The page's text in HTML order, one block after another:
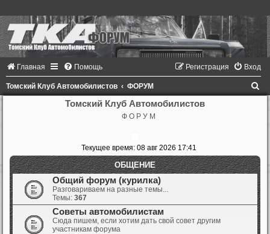
Главная Помощь Вход
Регистрация
Томский Клуб Автомобилистов ФОРУМ
Томский Клуб Автомобилистов
Ф О Р У М
Текущее время: 08 авг 2026 17:41
ОБЩЕНИЕ
Общий форум (курилка)
Разговариваем на разные темы...
Темы: 367
Советы автомобилистам
Сюда пишем, если хотим дать свой совет другим
участникам форума